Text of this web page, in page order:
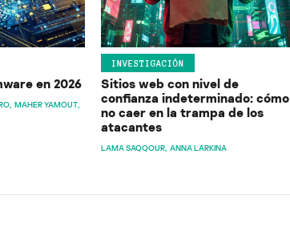
en 2026
MAHER YAMOUT
INVESTIGACIÓN
Sitios web con nivel de
confianza indeterminado: cómo
no caer en la trampa de los
atacantes
LAMA SAQQOUR ANNA LARKINA